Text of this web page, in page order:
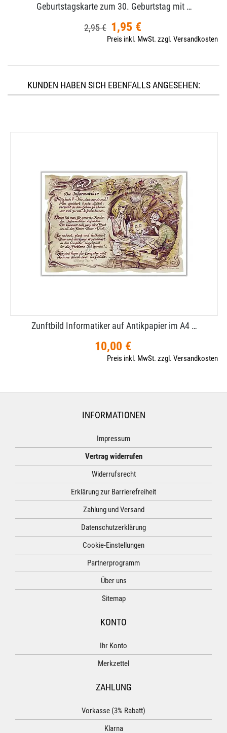
Geburtstagskarte zum 30. Geburtstag mit …
2,95 € 1,95 €
Preis inkl. MwSt. zzgl. Versandkosten
KUNDEN HABEN SICH EBENFALLS ANGESEHEN:
Zunftbild Informatiker auf Antikpapier im A4 …
10,00 €
Preis inkl. MwSt. zzgl. Versandkosten
INFORMATIONEN
Impressum
Vertrag widerrufen
Widerrufsrecht
Erklärung zur Barrierefreiheit
Zahlung und Versand
Datenschutzerklärung
Cookie-Einstellungen
Partnerprogramm
Über uns
Sitemap
KONTO
Ihr Konto
Merkzettel
ZAHLUNG
Vorkasse (3% Rabatt)
Klarna